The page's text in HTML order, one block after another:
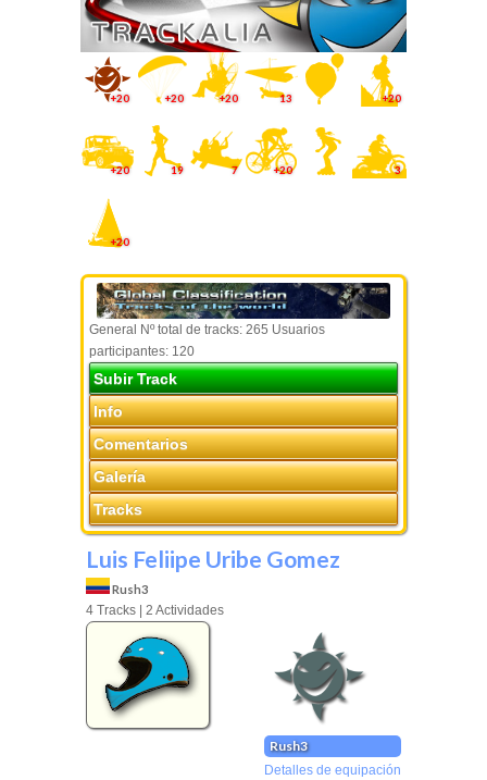
+20 +20 +20 13 +20
+20 19 7 +20 3
+20
General Nº total de tracks: 265 Usuarios
participantes: 120
Subir Track
Info
Comentarios
Galería
Tracks
Luis Feliipe Uribe Gomez
Rush3
4 Tracks | 2 Actividades
Rush3
Detalles de equipación